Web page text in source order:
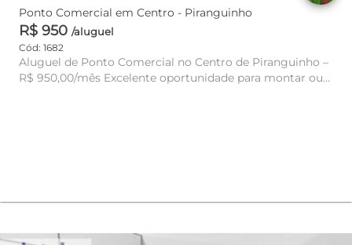
Ponto Comercial em Centro - Piranguinho
R$ 950 /aluguel
Cód: 1682
Aluguel de Ponto Comercial no Centro de Piranguinho –
R$ 950,00/mês Excelente oportunidade para montar ou